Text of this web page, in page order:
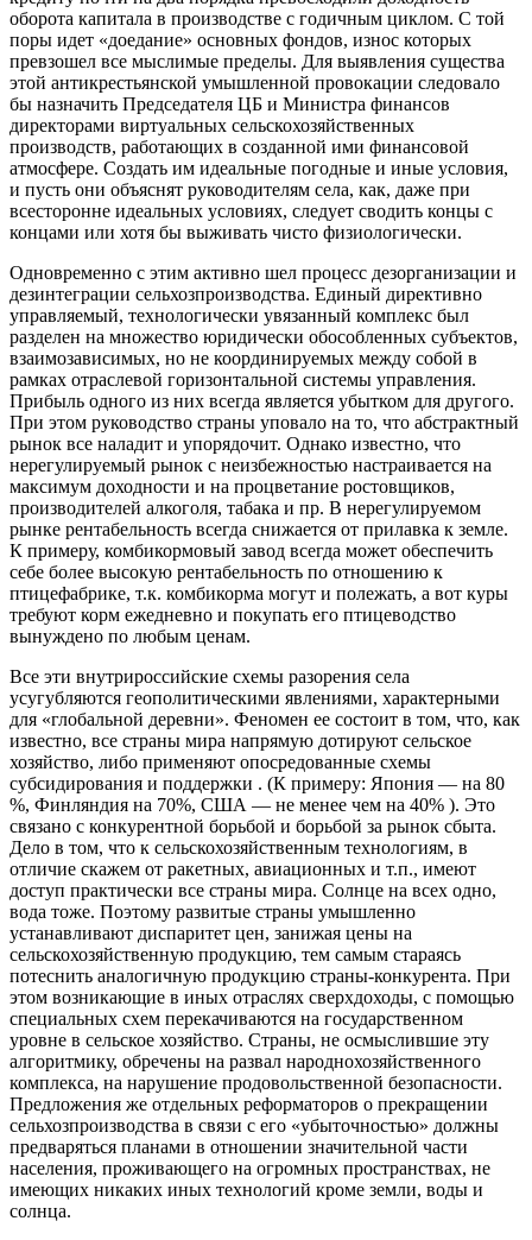
оборота капитала в производстве с годичным циклом. С той
поры идет «доедание» основных фондов, износ которых
превзошел все мыслимые пределы. Для выявления существа
этой антикрестьянской умышленной провокации следовало
бы назначить Председателя ЦБ и Министра финансов
директорами виртуальных сельскохозяйственных
производств, работающих в созданной ими финансовой
атмосфере. Создать им идеальные погодные и иные условия,
и пусть они объяснят руководителям села, как, даже при
всесторонне идеальных условиях, следует сводить концы с
концами или хотя бы выживать чисто физиологически.
Одновременно с этим активно шел процесс дезорганизации и
дезинтеграции сельхозпроизводства. Единый директивно
управляемый, технологически увязанный комплекс был
разделен на множество юридически обособленных субъектов,
взаимозависимых, но не координируемых между собой в
рамках отраслевой горизонтальной системы управления.
Прибыль одного из них всегда является убытком для другого.
При этом руководство страны уповало на то, что абстрактный
рынок все наладит и упорядочит. Однако известно, что
нерегулируемый рынок с неизбежностью настраивается на
максимум доходности и на процветание ростовщиков,
производителей алкоголя, табака и пр. В нерегулируемом
рынке рентабельность всегда снижается от прилавка к земле.
К примеру, комбикормовый завод всегда может обеспечить
себе более высокую рентабельность по отношению к
птицефабрике, т.к. комбикорма могут и полежать, а вот куры
требуют корм ежедневно и покупать его птицеводство
вынуждено по любым ценам.
Все эти внутрироссийские схемы разорения села
усугубляются геополитическими явлениями, характерными
для «глобальной деревни». Феномен ее состоит в том, что, как
известно, все страны мира напрямую дотируют сельское
хозяйство, либо применяют опосредованные схемы
субсидирования и поддержки . (К примеру: Япония — на 80
%, Финляндия на 70%, США — не менее чем на 40% ). Это
связано с конкурентной борьбой и борьбой за рынок сбыта.
Дело в том, что к сельскохозяйственным технологиям, в
отличие скажем от ракетных, авиационных и т.п., имеют
доступ практически все страны мира. Солнце на всех одно,
вода тоже. Поэтому развитые страны умышленно
устанавливают диспаритет цен, занижая цены на
сельскохозяйственную продукцию, тем самым стараясь
потеснить аналогичную продукцию страны-конкурента. При
этом возникающие в иных отраслях сверхдоходы, с помощью
специальных схем перекачиваются на государственном
уровне в сельское хозяйство. Страны, не осмыслившие эту
алгоритмику, обречены на развал народнохозяйственного
комплекса, на нарушение продовольственной безопасности.
Предложения же отдельных реформаторов о прекращении
сельхозпроизводства в связи с его «убыточностью» должны
предваряться планами в отношении значительной части
населения, проживающего на огромных пространствах, не
имеющих никаких иных технологий кроме земли, воды и
солнца.